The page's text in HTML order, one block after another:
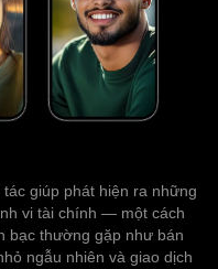
giúp phát hiện ra những
vi tài chính — một cách
bạc thường gặp như bán
ngẫu nhiên và giao dịch